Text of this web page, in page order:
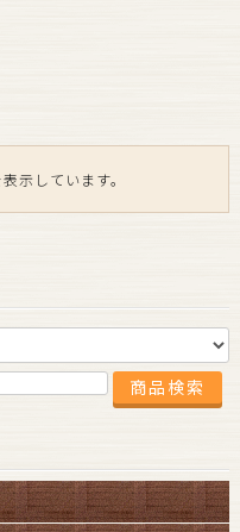
示しています。